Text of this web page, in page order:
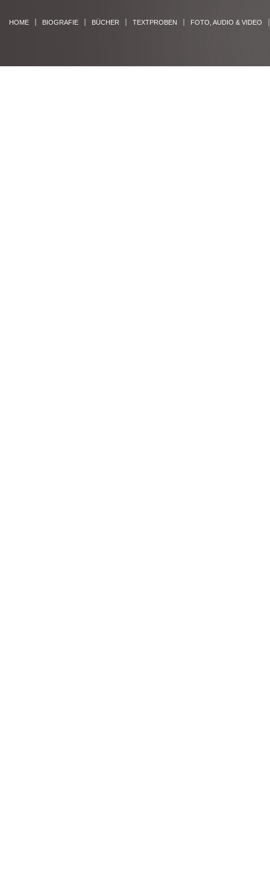
HOME BIOGRAFIE BÜCHER TEXTPROBEN FOTO, AUDIO & VIDEO